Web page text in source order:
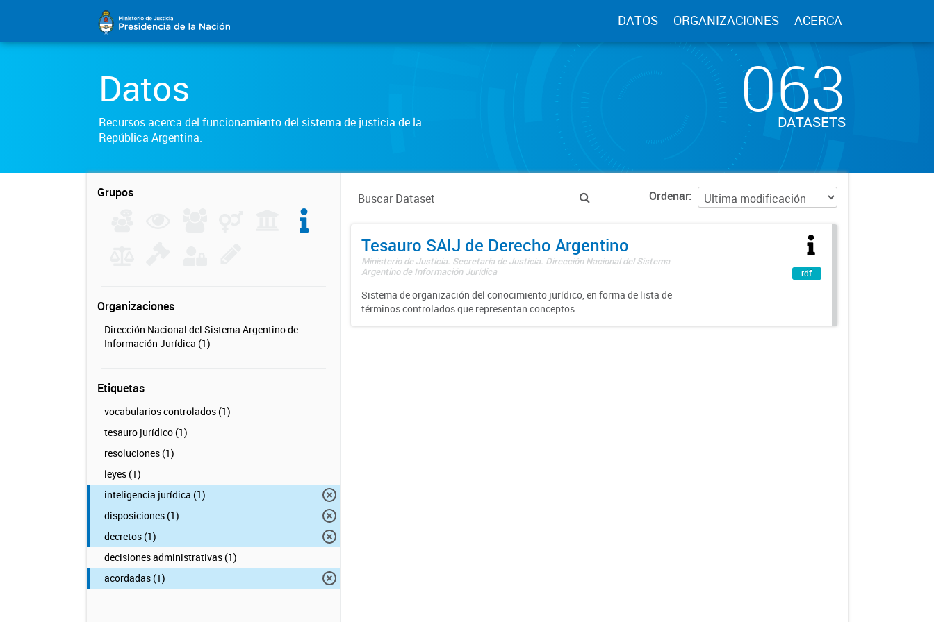
DATOS ORGANIZACIONES ACERCA
Datos
Recursos acerca del funcionamiento del sistema de justicia de la
República Argentina.
063
DATASETS
Grupos
Organizaciones
Dirección Nacional del Sistema Argentino de
Información Jurídica (1)
Etiquetas
vocabularios controlados (1)
tesauro jurídico (1)
resoluciones (1)
leyes (1)
inteligencia jurídica (1)
disposiciones (1)
decretos (1)
decisiones administrativas (1)
acordadas (1)
Ordenar
Tesauro SAIJ de Derecho Argentino
Ministerio de Justicia. Secretaría de Justicia. Dirección Nacional del Sistema
Argentino de Información Jurídica
Sistema de organización del conocimiento jurídico, en forma de lista de
términos controlados que representan conceptos.
rdf